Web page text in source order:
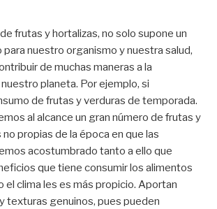
frutas y hortalizas, no solo supone un
nuestro organismo y nuestra salud,
de muchas maneras a la
planeta. Por ejemplo, si
de frutas y verduras de temporada.
al alcance un gran número de frutas y
propias de la época en que las
acostumbrado tanto a ello que
que tiene consumir los alimentos
el clima les es más propicio. Aportan
texturas genuinos, pues pueden